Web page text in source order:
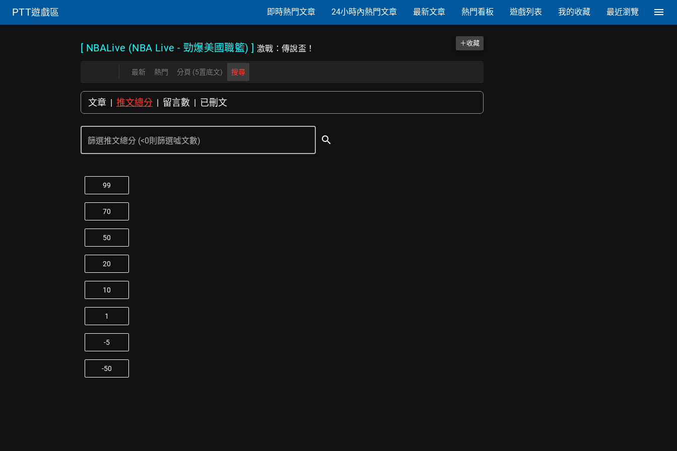
PTT遊戲區 即時熱門文章 24小時內熱門文章 最新文章 熱門看板 遊戲列表 我的收藏 最近瀏覽
[ NBALive (NBA Live - 勁爆美國職籃) ] 激戰：傳說盃！
＋收藏
最新 熱門 分頁 (5置底文) 搜尋
文章 | 推文總分 | 留言數 | 已刪文
篩選推文總分 (<0則篩選噓文數) search
99
70
50
20
10
1
-5
-50